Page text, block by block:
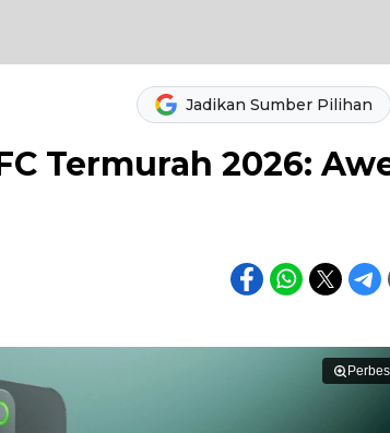
Jadikan Sumber Pilihan
Termurah 2026: